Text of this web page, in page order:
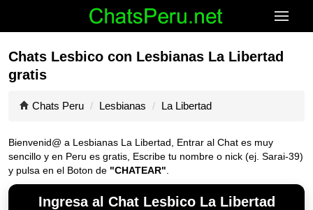
Chats Lesbico con Lesbianas La Libertad
gratis
Chats Peru Lesbianas La Libertad
Bienvenid@ a Lesbianas La Libertad, Entrar al Chat es muy
sencillo y en Peru es gratis, Escribe tu nombre o nick (ej. Sarai-39)
y pulsa en el Boton de "CHATEAR"
Ingresa al Chat Lesbico La Libertad